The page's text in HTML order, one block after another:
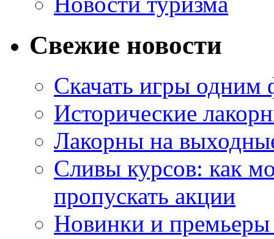
Свежие новости
Скачать игры одним
Исторические
Лакорны на
Сливы курсов: как
пропускать акции
Новинки и